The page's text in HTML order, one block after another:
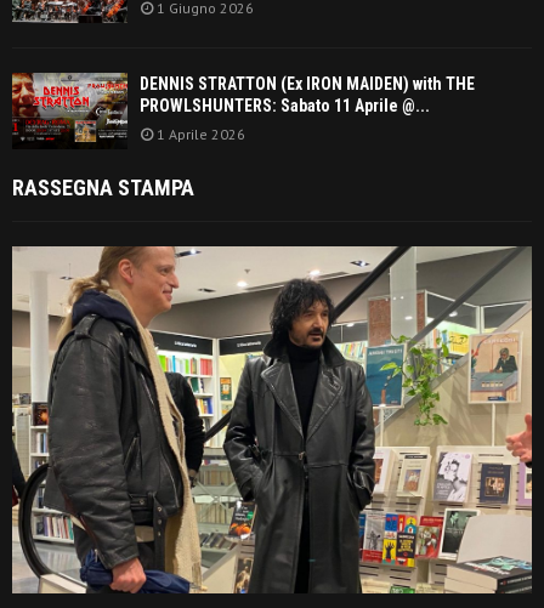
1 Giugno 2026
DENNIS STRATTON (Ex IRON MAIDEN) with THE
PROWLSHUNTERS: Sabato 11 Aprile @...
1 Aprile 2026
RASSEGNA STAMPA